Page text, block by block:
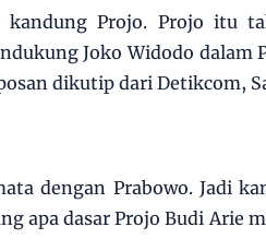
kandung Projo. Projo itu
Joko Widodo dalam
dikutip dari Detikcom,
dengan Prabowo. Jadi
apa dasar Projo Budi Arie